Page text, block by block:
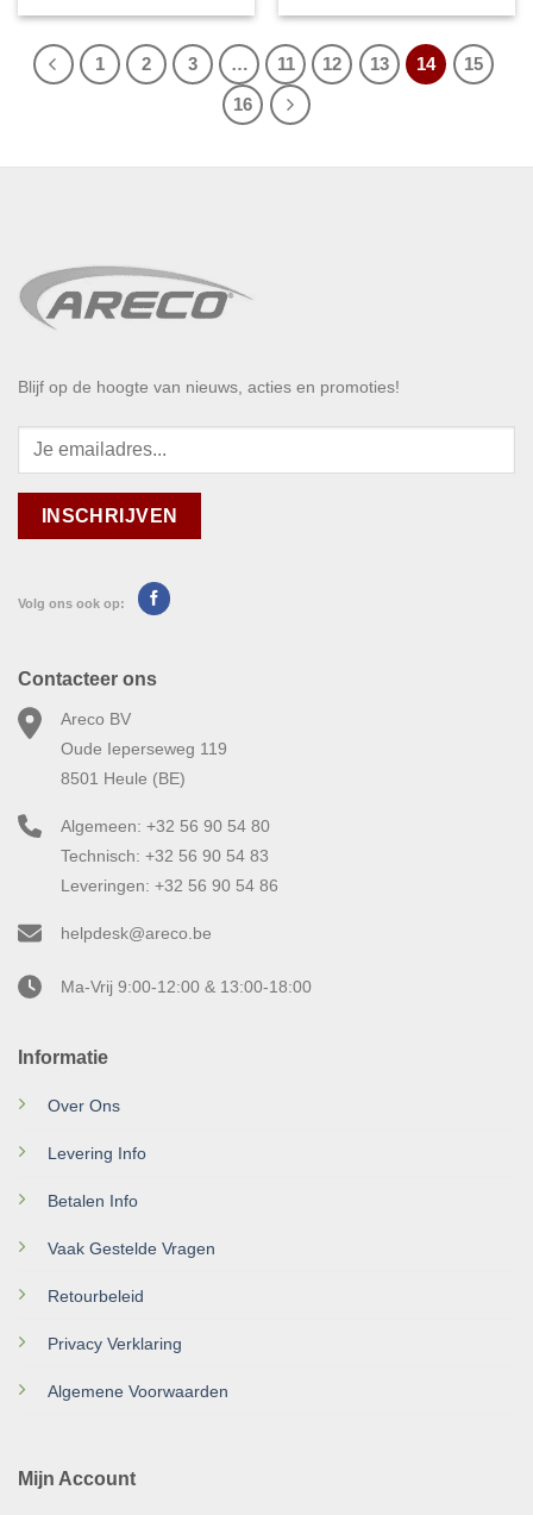
1 2 3 … 11 12 13 14
15
16
Blijf op de hoogte van nieuws, acties en promoties!
Volg ons ook op:
Informatie
Over Ons
Levering Info
Betalen Info
Vaak Gestelde Vragen
Retourbeleid
Privacy Verklaring
Algemene Voorwaarden
Mijn Account
Contacteer ons
Areco BV
Oude Ieperseweg 119
8501 Heule (BE)
Algemeen: +32 56 90 54 80
Technisch: +32 56 90 54 83
Leveringen: +32 56 90 54 86
helpdesk@areco.be
Ma-Vrij 9:00-12:00 & 13:00-18:00